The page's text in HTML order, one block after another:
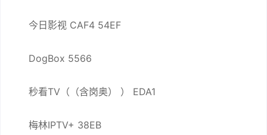
今日影视 CAF4 54EF
DogBox 5566
秒看TV（（含岗奥） ） EDA1
梅林IPTV+ 38EB